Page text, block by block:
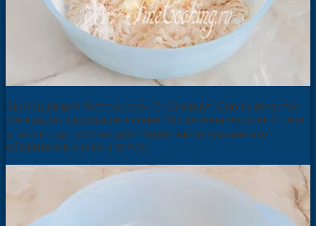
Вымешиваем тесто около 10-15 минут. Оно получается
мягкое, но к рукам не липнет. Оставляем тесто на 2 часа
в тепле под полотенцем. Через час аккуратно его
обминаем и снова в тепло.